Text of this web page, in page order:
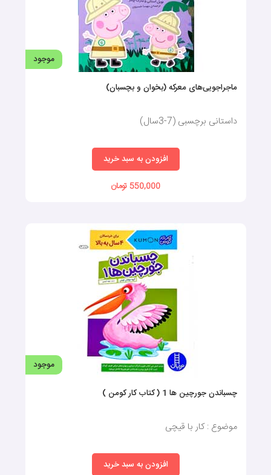
موجود
ماجراجویی‌های معرکه (بخوان و بچسبان)
داستانی برچسبی (7-3سال)
افزودن به سبد خرید
550,000 تومان
موجود
چسباندن جورچین ها 1 ( کتاب کار کومن )
موضوع : کار با قیچی
افزودن به سبد خرید